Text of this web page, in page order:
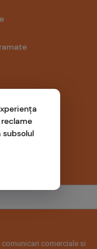
comerciale si